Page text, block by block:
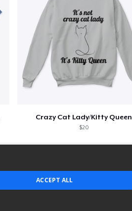
Crazy Cat Lady/Kitty Queen
$20
ACCEPT ALL